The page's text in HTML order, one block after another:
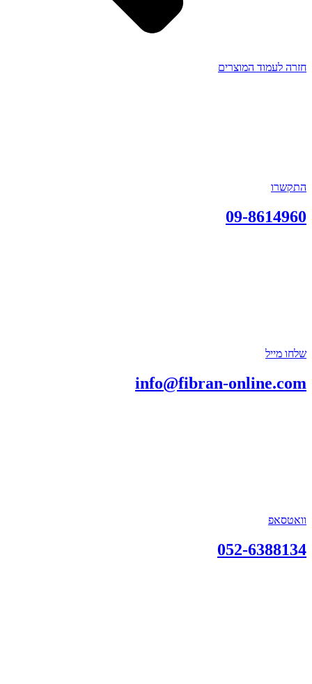
חזרה לעמוד המוצרים
התקשרו
09-8614960
שלחו מייל
info@fibran-online.com
וואטסאפ
052-6388134